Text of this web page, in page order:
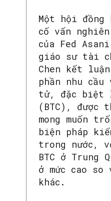
Một hội đồng
cố vấn
của Fed
giáo sư tài
Chen kết
phần nhu
tử, đặc biệt
(BTC), được
mong muốn
biện pháp
trong nước,
BTC ở Trung
ở mức cao so
khác.